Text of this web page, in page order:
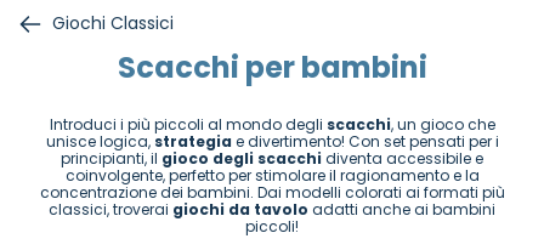
Giochi Classici
Scacchi per bambini
Introduci i più piccoli al mondo degli scacchi, un gioco che
unisce logica, strategia e divertimento! Con set pensati per i
principianti, il gioco degli scacchi diventa accessibile e
coinvolgente, perfetto per stimolare il ragionamento e la
concentrazione dei bambini. Dai modelli colorati ai formati più
classici, troverai giochi da tavolo adatti anche ai bambini
piccoli!